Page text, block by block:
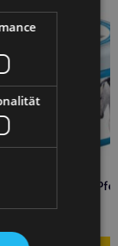
Kühlungsgel für